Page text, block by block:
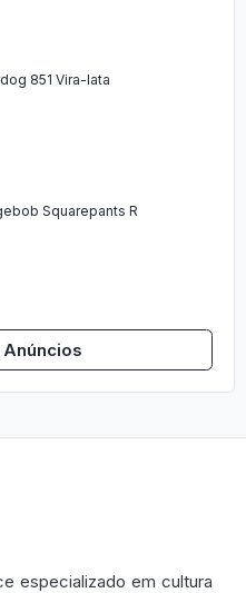
851 Vira-lata
Squarepants R
especializado em cultura